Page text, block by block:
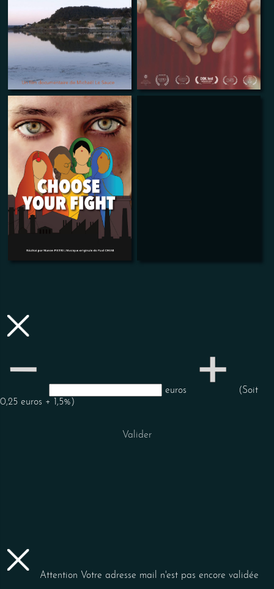
euros
(Soit
0,25 euros + 1,5%)
Valider
Attention Votre adresse mail n'est pas encore validée